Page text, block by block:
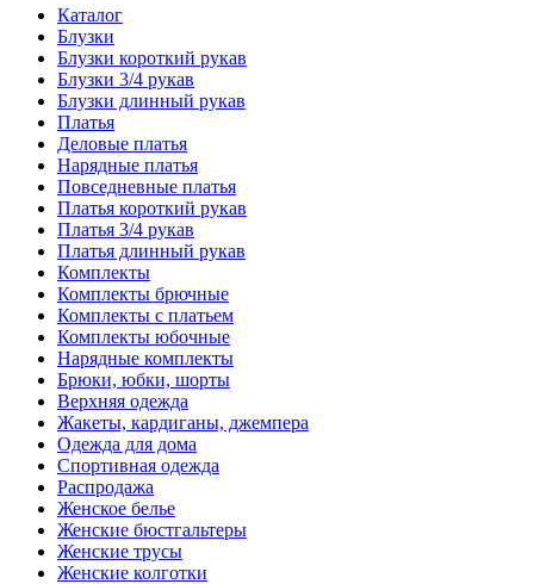
Каталог
Блузки
Блузки короткий рукав
Блузки 3/4 рукав
Блузки длинный рукав
Платья
Деловые платья
Нарядные платья
Повседневные платья
Платья короткий рукав
Платья 3/4 рукав
Платья длинный рукав
Комплекты
Комплекты брючные
Комплекты с платьем
Комплекты юбочные
Нарядные комплекты
Брюки, юбки, шорты
Верхняя одежда
Жакеты, кардиганы, джемпера
Одежда для дома
Спортивная одежда
Распродажа
Женское белье
Женские бюстгальтеры
Женские трусы
Женские колготки